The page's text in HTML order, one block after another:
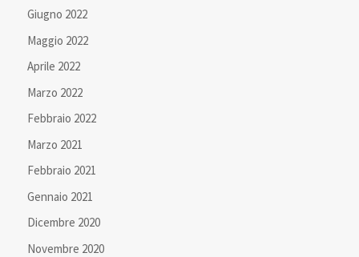
Giugno 2022
Maggio 2022
Aprile 2022
Marzo 2022
Febbraio 2022
Marzo 2021
Febbraio 2021
Gennaio 2021
Dicembre 2020
Novembre 2020